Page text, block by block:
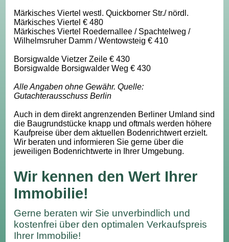
Märkisches Viertel westl. Quickborner Str./ nördl.
Märkisches Viertel € 480
Märkisches Viertel Roedernallee / Spachtelweg /
Wilhelmsruher Damm / Wentowsteig € 410
Borsigwalde Vietzer Zeile € 430
Borsigwalde Borsigwalder Weg € 430
Alle Angaben ohne Gewähr. Quelle:
Gutachterausschuss Berlin
Auch in dem direkt angrenzenden Berliner Umland sind
die Baugrundstücke knapp und oftmals werden höhere
Kaufpreise über dem aktuellen Bodenrichtwert erzielt.
Wir beraten und informieren Sie gerne über die
jeweiligen Bodenrichtwerte in Ihrer Umgebung.
Wir kennen den Wert Ihrer
Immobilie!
Gerne beraten wir Sie unverbindlich und
kostenfrei über den optimalen Verkaufspreis
Ihrer Immobilie!